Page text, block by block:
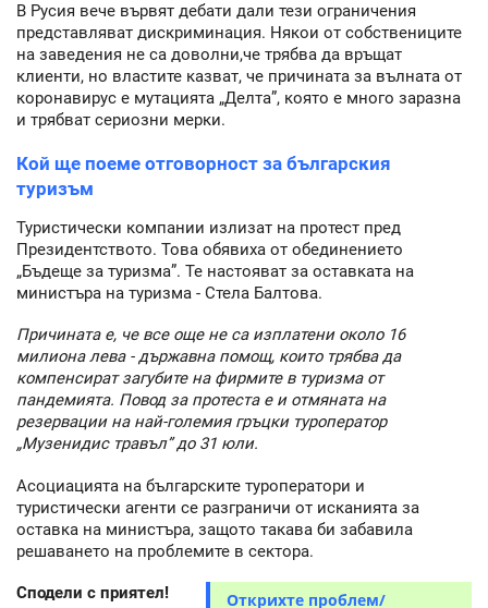
В Русия вече вървят дебати дали тези ограничения
представляват дискриминация. Някои от собствениците
на заведения не са доволни,че трябва да връщат
клиенти, но властите казват, че причината за вълната от
коронавирус е мутацията „Делта”, която е много заразна
и трябват сериозни мерки.
Кой ще поеме отговорност за българския
туризъм
Туристически компании излизат на протест пред
Президентството. Това обявиха от обединението
„Бъдеще за туризма”. Те настояват за оставката на
министъра на туризма - Стела Балтова.
Причината е, че все още не са изплатени около 16
милиона лева - държавна помощ, които трябва да
компенсират загубите на фирмите в туризма от
пандемията. Повод за протеста е и отмяната на
резервации на най-големия гръцки туроператор
„Музенидис травъл” до 31 юли.
Асоциацията на българските туроператори и
туристически агенти се разграничи от исканията за
оставка на министъра, защото такава би забавила
решаването на проблемите в сектора.
Сподели с приятел!
Открихте проблем/